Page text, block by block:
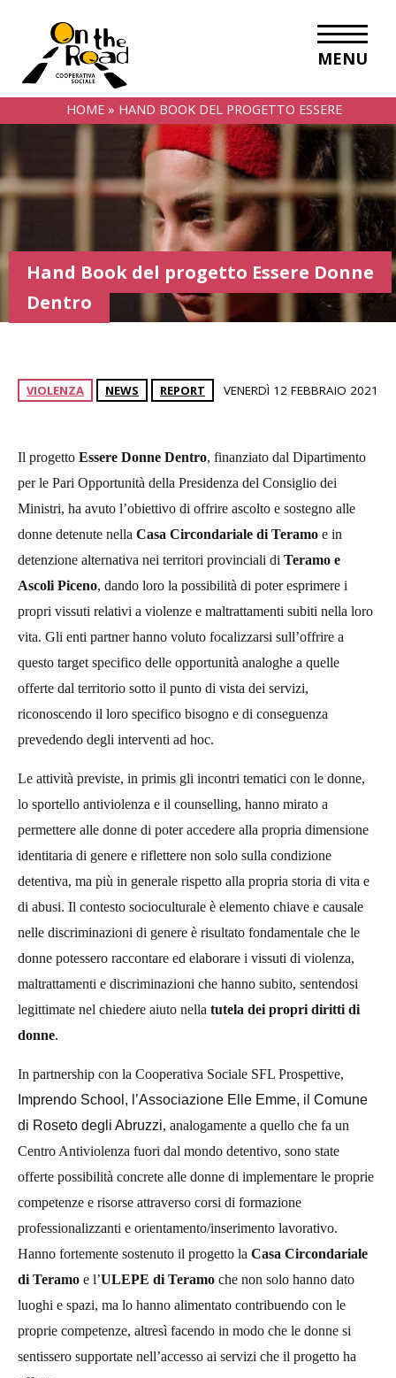
MENU
HOME » HAND BOOK DEL PROGETTO ESSERE
DONNE DENTRO
Hand Book del progetto Essere Donne
Dentro
VIOLENZA NEWS REPORT VENERDÌ 12 FEBBRAIO 2021
Il progetto Essere Donne Dentro, finanziato dal Dipartimento
per le Pari Opportunità della Presidenza del Consiglio dei
Ministri, ha avuto l’obiettivo di offrire ascolto e sostegno alle
donne detenute nella Casa Circondariale di Teramo e in
detenzione alternativa nei territori provinciali di Teramo e
Ascoli Piceno, dando loro la possibilità di poter esprimere i
propri vissuti relativi a violenze e maltrattamenti subiti nella loro
vita. Gli enti partner hanno voluto focalizzarsi sull’offrire a
questo target specifico delle opportunità analoghe a quelle
offerte dal territorio sotto il punto di vista dei servizi,
riconoscendo il loro specifico bisogno e di conseguenza
prevedendo degli interventi ad hoc.
Le attività previste, in primis gli incontri tematici con le donne,
lo sportello antiviolenza e il counselling, hanno mirato a
permettere alle donne di poter accedere alla propria dimensione
identitaria di genere e riflettere non solo sulla condizione
detentiva, ma più in generale rispetto alla propria storia di vita e
di abusi. Il contesto socioculturale è elemento chiave e causale
nelle discriminazioni di genere è risultato fondamentale che le
donne potessero raccontare ed elaborare i vissuti di violenza,
maltrattamenti e discriminazioni che hanno subito, sentendosi
legittimate nel chiedere aiuto nella tutela dei propri diritti di
donne.
In partnership con la Cooperativa Sociale SFL Prospettive,
Imprendo School, l’Associazione Elle Emme, il Comune
di Roseto degli Abruzzi, analogamente a quello che fa un
Centro Antiviolenza fuori dal mondo detentivo, sono state
offerte possibilità concrete alle donne di implementare le proprie
competenze e risorse attraverso corsi di formazione
professionalizzanti e orientamento/inserimento lavorativo.
Hanno fortemente sostenuto il progetto la Casa Circondariale
di Teramo e l’ULEPE di Teramo che non solo hanno dato
luoghi e spazi, ma lo hanno alimentato contribuendo con le
proprie competenze, altresì facendo in modo che le donne si
sentissero supportate nell’accesso ai servizi che il progetto ha